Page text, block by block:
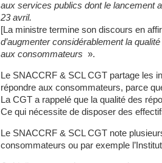
aux services publics dont le lancement
23 avril.
[La ministre termine son discours en
d’augmenter considérablement la
aux consommateurs ».
Le SNACCRF & SCL CGT partage les
répondre aux consommateurs, parce
La CGT a rappelé que la qualité des
Ce qui nécessite de disposer des
Le SNACCRF & SCL CGT note
consommateurs ou par exemple